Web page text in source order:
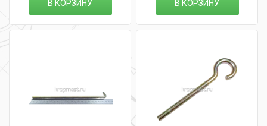
В КОРЗИНУ В КОРЗИНУ